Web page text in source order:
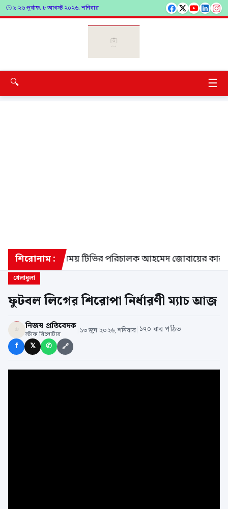
🕑 ৯:২৬ পূর্বাহ্ন, ৮ আগস্ট ২০২৬, শনিবার
☰
🔍
শিরোনাম : সময় টিভির পরিচালক আহমেদ জোবায়ের
খেলাধুলা
ফুটবল লিগের শিরোপা নির্ধারণী ম্যাচ আজ
নিজস্ব প্রতিবেদক
স্টাফ রিপোর্টার ১৩ জুন ২০২৬, শনিবার| ১৭০ বার পঠিত
f 𝕏 ✆ 🔗